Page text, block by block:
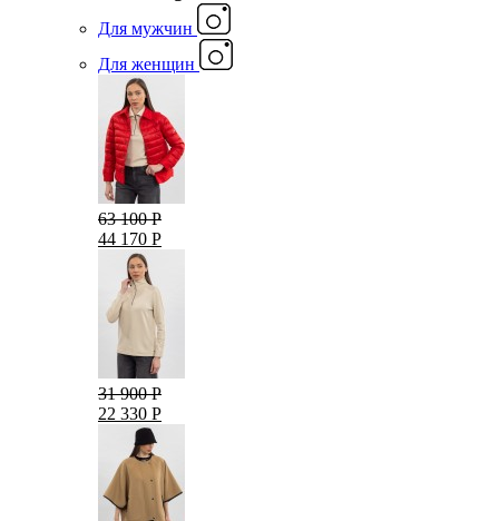
Для мужчин
Для женщин
63 100 Р
44 170 Р
31 900 Р
22 330 Р